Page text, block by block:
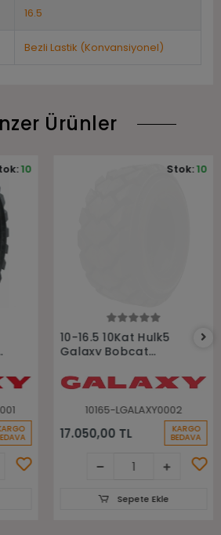
16.5
Bezli Lastik (Konvansiyonel)
Ürünler
10
10-16.5 10Kat Hulk5
Galaxy Bobcat
10165-LGALAXY0002
17.050,00 TL KARGO
BEDAVA
Stok:10
Sepete Ekle